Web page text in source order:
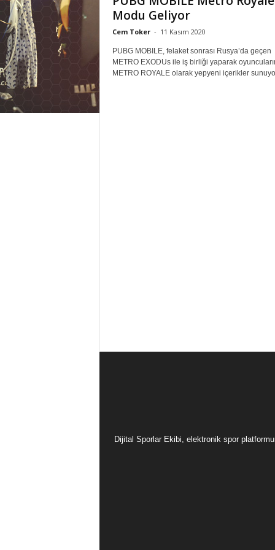
Modu Geliyor
Cem Toker - 11 Kasım 2020
PUBG MOBILE, felaket sonrası Rusya’da geçen
METRO EXODUs ile iş birliği yaparak
METRO ROYALE olarak yepyeni içerikler
Dijital Sporlar Ekibi, elektronik spor